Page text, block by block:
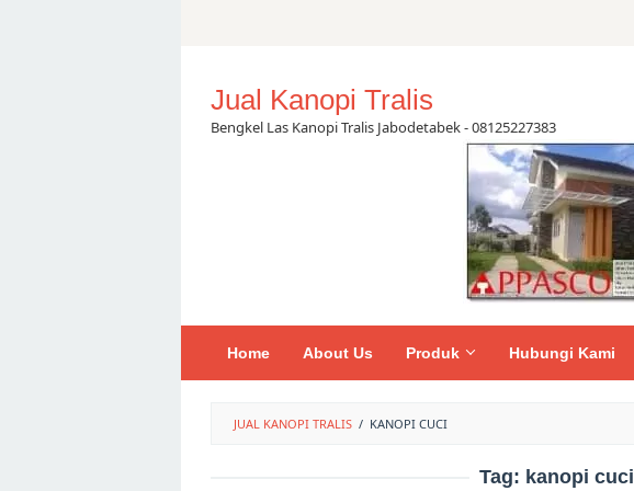
Jual Kanopi Tralis
Bengkel Las Kanopi Tralis Jabodetabek - 08125227383
Home About Us Produk Hubungi Kami
JUAL KANOPI TRALIS / KANOPI CUCI
Tag: kanopi cuci